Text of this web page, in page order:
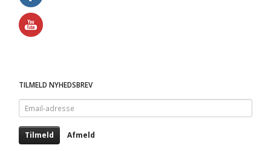
TILMELD NYHEDSBREV
Email-
adresse
Tilmeld Afmeld